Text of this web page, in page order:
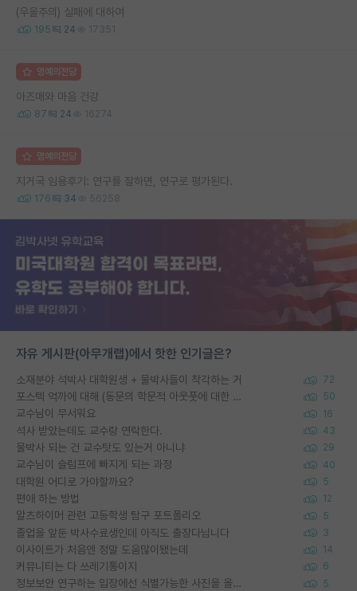
(우울주의) 실패에 대하여
195 24 17351
명예의전당
아즈매와 마음 건강
87 24 16274
명예의전당
지거국 임용후기: 연구를 잘하면, 연구로 평가된다.
176 34 56258
자유 게시판(아무개랩)에서 핫한 인기글은?
소재분야 석박사 대학원생 + 물박사들이 착각하는 거 72
포스텍 억까에 대해 (동문의 학문적 아웃풋에 대한 반박) 50
교수님이 무서워요 16
석사 받았는데도 교수랑 연락한다. 43
물박사 되는 건 교수탓도 있는거 아니냐 29
교수님이 슬럼프에 빠지게 되는 과정 40
대학원 어디로 가야할까요? 5
편애 하는 방법 12
알츠하이머 관련 고등학생 탐구 포트폴리오 5
졸업을 앞둔 박사수료생인데 아직도 출장다닙니다 3
이사이트가 처음엔 정말 도움많이됐는데 14
커뮤니티는 다 쓰레기통이지 6
정보보안 연구하는 입장에선 식별가능한 사진을 올리는건 비추이긴함 5